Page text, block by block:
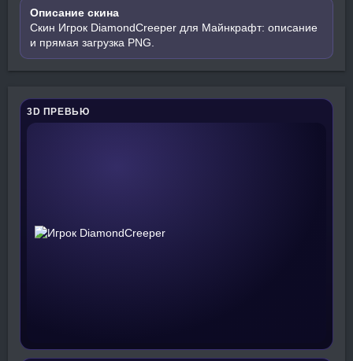
Описание скина
Скин Игрок DiamondCreeper для Майнкрафт: описание
и прямая загрузка PNG.
3D ПРЕВЬЮ